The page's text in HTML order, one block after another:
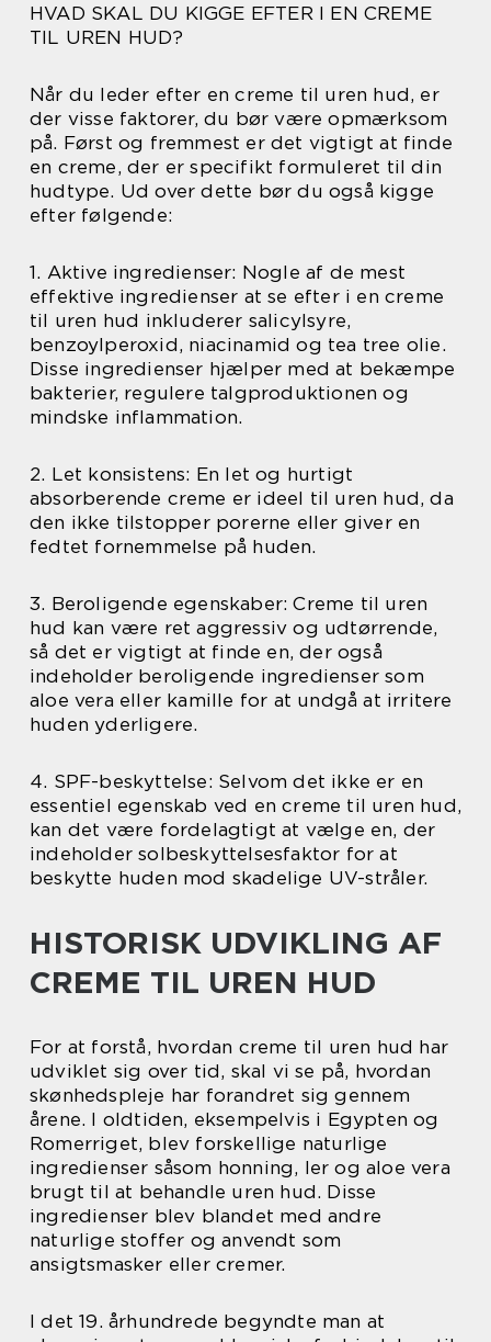
HVAD SKAL DU KIGGE EFTER I EN CREME
TIL UREN HUD?
Når du leder efter en creme til uren hud, er
der visse faktorer, du bør være opmærksom
på. Først og fremmest er det vigtigt at finde
en creme, der er specifikt formuleret til din
hudtype. Ud over dette bør du også kigge
efter følgende:
1. Aktive ingredienser: Nogle af de mest
effektive ingredienser at se efter i en creme
til uren hud inkluderer salicylsyre,
benzoylperoxid, niacinamid og tea tree olie.
Disse ingredienser hjælper med at bekæmpe
bakterier, regulere talgproduktionen og
mindske inflammation.
2. Let konsistens: En let og hurtigt
absorberende creme er ideel til uren hud, da
den ikke tilstopper porerne eller giver en
fedtet fornemmelse på huden.
3. Beroligende egenskaber: Creme til uren
hud kan være ret aggressiv og udtørrende,
så det er vigtigt at finde en, der også
indeholder beroligende ingredienser som
aloe vera eller kamille for at undgå at irritere
huden yderligere.
4. SPF-beskyttelse: Selvom det ikke er en
essentiel egenskab ved en creme til uren hud,
kan det være fordelagtigt at vælge en, der
indeholder solbeskyttelsesfaktor for at
beskytte huden mod skadelige UV-stråler.
HISTORISK UDVIKLING AF
CREME TIL UREN HUD
For at forstå, hvordan creme til uren hud har
udviklet sig over tid, skal vi se på, hvordan
skønhedspleje har forandret sig gennem
årene. I oldtiden, eksempelvis i Egypten og
Romerriget, blev forskellige naturlige
ingredienser såsom honning, ler og aloe vera
brugt til at behandle uren hud. Disse
ingredienser blev blandet med andre
naturlige stoffer og anvendt som
ansigtsmasker eller cremer.
I det 19. århundrede begyndte man at